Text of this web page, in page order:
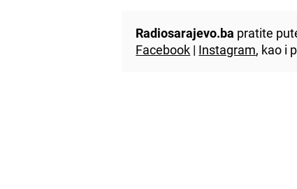
Radiosarajevo.ba pratite
Facebook | Instagram, kao i